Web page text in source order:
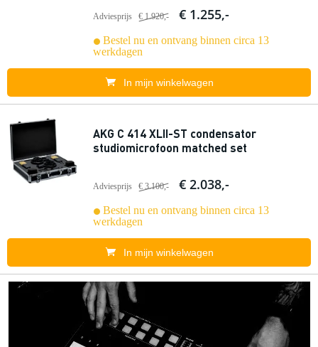
Adviesprijs € 1.920,- € 1.255,-
Bestel nu en ontvang binnen circa 13
werkdagen
In mijn winkelwagen
AKG C 414 XLII-ST condensator
studiomicrofoon matched set
Adviesprijs € 3.100,- € 2.038,-
Bestel nu en ontvang binnen circa 13
werkdagen
In mijn winkelwagen